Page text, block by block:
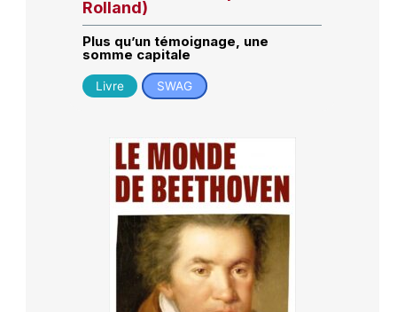
Rolland)
Plus qu’un témoignage, une
somme capitale
Livre SWAG